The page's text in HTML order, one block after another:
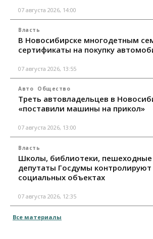
07 августа 2026, 14:00
Власть
В Новосибирске многодетным
сертификаты на покупку
07 августа 2026, 13:55
Авто Общество
Треть автовладельцев в
«поставили машины на прикол»
07 августа 2026, 13:00
Власть
Школы, библиотеки, пешеходные
депутаты Госдумы
социальных объектах
07 августа 2026, 12:35
Все материалы